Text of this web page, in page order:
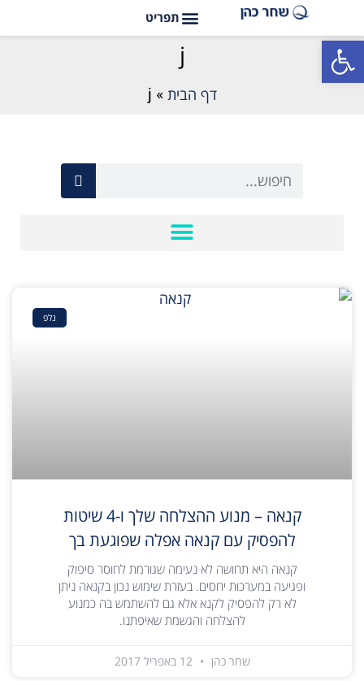
פתח סרגל נגישות j
דף הבית »
j
נלפ
קנאה – מנוע ההצלחה שלך ו-4 שיטות
להפסיק עם קנאה אפלה שפוגעת בך
קנאה היא תחושה לא נעימה שגורמת לחוסר סיפוק
ופגיעה במערכות יחסים. בעזרת שימוש נכון בקנאה ניתן
לא רק להפסיק לקנא אלא גם להשתמש בה כמנוע
להצלחה והגשמת שאיפתנו.
שחר כהן